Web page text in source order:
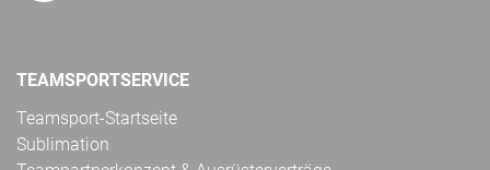
TEAMSPORTSERVICE
Teamsport-Startseite
Sublimation